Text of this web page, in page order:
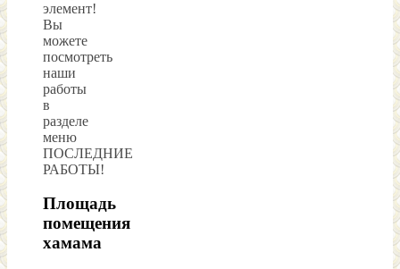
элемент!
Вы
можете
посмотреть
наши
работы
в
разделе
меню
ПОСЛЕДНИЕ
РАБОТЫ!
Площадь
помещения
хамама